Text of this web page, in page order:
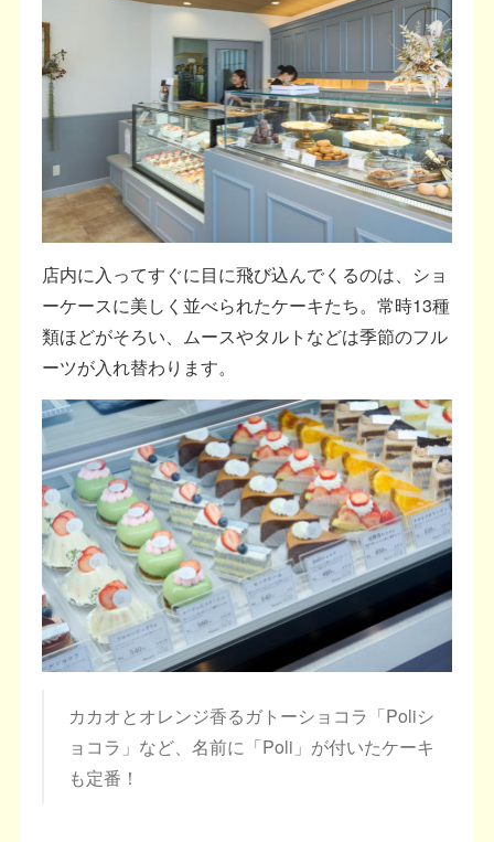
店内に入ってすぐに目に飛び込んでくるのは、ショ
ーケースに美しく並べられたケーキたち。常時13種
類ほどがそろい、ムースやタルトなどは季節のフル
ーツが入れ替わります。
カカオとオレンジ香るガトーショコラ「Poliシ
ョコラ」など、名前に「Poli」が付いたケーキ
も定番！